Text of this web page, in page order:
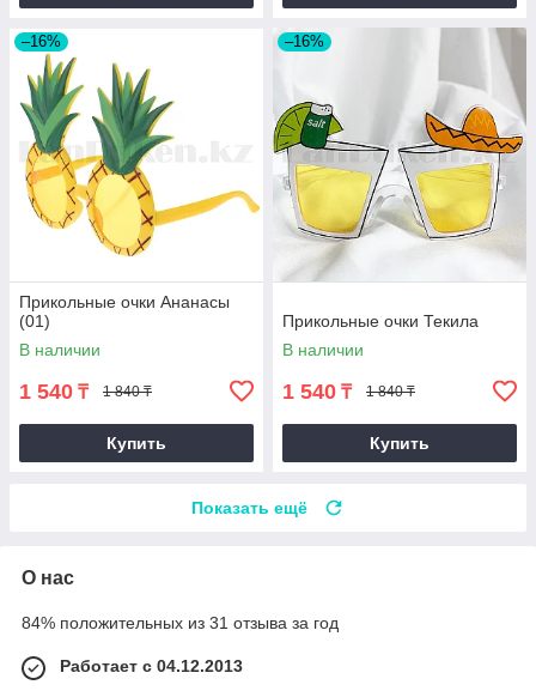
–16%
Прикольные очки Ананасы
(01)
В наличии
1 540 ₸ 1 840 ₸
Купить
–16%
Прикольные очки Текила
В наличии
1 540 ₸ 1 840 ₸
Купить
Показать ещё
О нас
84% положительных из 31 отзыва за год
Работает с 04.12.2013